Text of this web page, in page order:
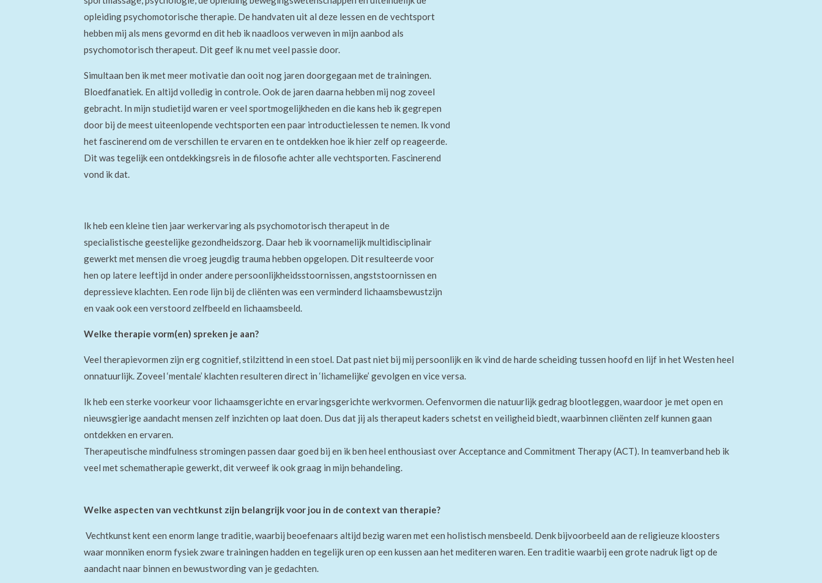
opleiding psychomotorische therapie. De handvaten uit al deze lessen en de vechtsport
hebben mij als mens gevormd en ditheb ik naadloos verweven in mijn aanbod als
psychomotorisch therapeut. Dit geef ik nu met veel passie door.
Simultaan ben ik met meer motivatie dan ooit nog jaren doorgegaan met de trainingen.
Bloedfanatiek. En altijd volledig in controle. Ook de jaren daarna hebben mij nog zoveel
gebracht. In mijn studietijd waren er veel sportmogelijkheden en die kans heb ik gegrepen
door bij de meest uiteenlopende vechtsporten een paar introductielessen te nemen. Ik vond
het fascinerend om de verschillen te ervaren en te ontdekken hoe ik hier zelf op reageerde.
Dit was tegelijk een ontdekkingsreis in de filosofie achter alle vechtsporten. Fascinerend
vond ik dat.
Ik heb een kleine tien jaar werkervaring als psychomotorisch therapeut in de
specialistische geestelijke gezondheidszorg. Daar heb ik voornamelijk multidisciplinair
gewerkt met mensen die vroeg jeugdig trauma hebben opgelopen. Dit resulteerdevoor
hen op latere leeftijd in onder andere persoonlijkheidsstoornissen, angststoornissen en
depressieve klachten. Een rode lijn bij de cliënten was een verminderd lichaamsbewustzijn
en vaak ook een verstoord zelfbeeld en lichaamsbeeld.
Welke therapie vorm(en) spreken je aan?
Veel therapievormen zijn erg cognitief, stilzittend in een stoel. Dat past niet bij mij persoonlijk en ik vind de harde scheiding tussen hoofd en lijf in het Westen heel
onnatuurlijk. Zoveel ‘mentale’ klachten resulteren direct in ‘lichamelijke’ gevolgen en viceversa.
Ik heb een sterke voorkeurvoor lichaamsgerichte en ervaringsgerichte werkvormen. Oefenvormen die natuurlijk gedrag blootleggen, waardoor je met open en
nieuwsgierige aandacht mensen zelf inzichten op laat doen. Dus dat jij als therapeut kaders schetst en veiligheid biedt, waarbinnen cliënten zelf kunnen gaan
ontdekken en ervaren.
Therapeutische mindfulness stromingen passen daar goed bij en ik ben heel enthousiast overAcceptance and Commitment Therapy (ACT). In teamverband heb ik
veel met schematherapie gewerkt, ditverweef ik ook graag in mijn behandeling.
Welke aspecten van vechtkunst zijn belangrijk voor jou in de context van therapie?
Vechtkunst kent een enorm lange traditie, waarbij beoefenaars altijd bezig waren met een holistisch mensbeeld. Denk bijvoorbeeld aan de religieuze kloosters
waar monniken enorm fysiek zware trainingen hadden en tegelijk uren op een kussen aan het mediteren waren. Een traditie waarbij een grote nadruk ligt op de
aandacht naar binnen en bewustwording van je gedachten.